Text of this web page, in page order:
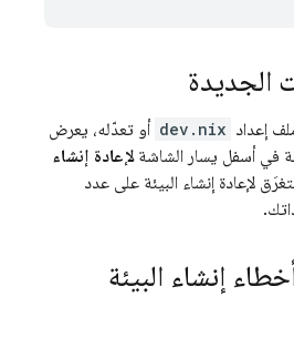
الجديدة
إعداد dev.nix أو تعدّله، يعرض
في أسفل يسار الشاشةلإعادة إنشاء
لإعادة إنشاء البيئة على عدد
إنشاء البيئة